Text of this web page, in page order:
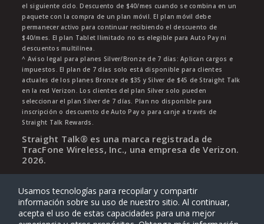
el siguiente ciclo. Descuento de $40/mes cuando se combina en un
paquete con la compra de un plan móvil. El plan móvil debe
permanecer activo para continuar recibiendo el descuento de
$40/mes. El plan Tablet Ilimitado no es elegible para Auto Pay ni
descuentos multilínea.
^ Aviso legal para planes Silver/Bronze de 7 días: Aplican cargos e
impuestos. El plan de 7 días solo está disponible para clientes
actuales de los planes Bronze de $35 y Silver de $45 de Straight Talk
en la red Verizon. Los clientes del plan Silver solo pueden
seleccionar el plan Silver de 7 días. Plan no disponible para
inscripción o descuento de Auto Pay o para canje a través de
Straight Talk Rewards.
Straight Talk® es una marca registrada de
TracFone Wireless, Inc., una empresa de Verizon.
2026.
Usamos tecnologías para recopilar y compartir
información sobre su uso de nuestro sitio. Al continuar,
acepta el uso de estas capacidades para una mejor